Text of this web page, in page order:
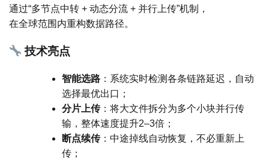
通过“多节点中转 + 动态分流 + 并行上传”机制，
在全球范围内重构数据路径。
技术亮点
智能选路 ：系统实时检测各条链路延迟，自动
选择最优出口；
分片上传：将大文件拆分为多个小块并行传
输，整体速度提升2–3倍；
断点续传：中途掉线自动恢复，不必重新上
传；